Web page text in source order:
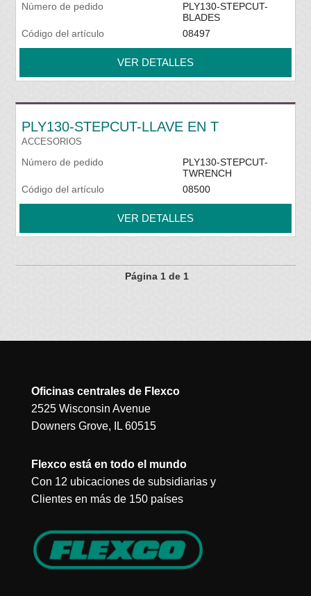
Número de pedido
PLY130-STEPCUT-
BLADES
Código del artículo
08497
VER DETALLES
PLY130-STEPCUT-LLAVE EN T
ACCESORIOS
Número de pedido
PLY130-STEPCUT-
TWRENCH
Código del artículo
08500
VER DETALLES
Página 1 de 1
Oficinas centrales de Flexco
2525 Wisconsin Avenue
Downers Grove, IL 60515
Flexco está en todo el mundo
Con 12 ubicaciones de subsidiarias y
Clientes en más de 150 países